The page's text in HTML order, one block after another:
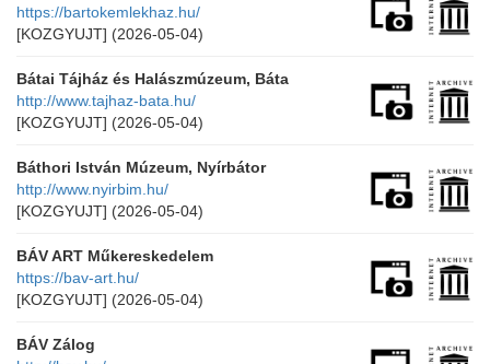
https://bartokemlekhaz.hu/
[KOZGYUJT] (2026-05-04)
Bátai Tájház és Halászmúzeum, Báta
http://www.tajhaz-bata.hu/
[KOZGYUJT] (2026-05-04)
Báthori István Múzeum, Nyírbátor
http://www.nyirbim.hu/
[KOZGYUJT] (2026-05-04)
BÁV ART Műkereskedelem
https://bav-art.hu/
[KOZGYUJT] (2026-05-04)
BÁV Zálog